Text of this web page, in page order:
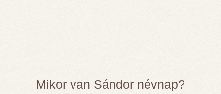
Mikor van Sándor névnap?